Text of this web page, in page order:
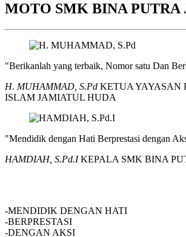
MOTO SMK BINA PUTRA
"Berikanlah yang terbaik, Nomor satu Dan
H. MUHAMMAD, S.Pd KETUA YAYASAN
ISLAM JAMIATUL HUDA
"Mendidik dengan Hati Berprestasi dengan
HAMDIAH, S.Pd.IKEPALA SMK BINA
-MENDIDIK DENGAN HATI
-BERPRESTASI
-DENGAN AKSI